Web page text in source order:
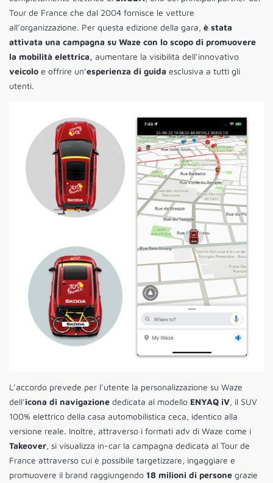
Tour de France che dal 2004 fornisce le vetture
all’organizzazione. Per questa edizione della gara, è stata
attivata una campagna su Waze con lo scopo di promuovere
la mobilità elettrica, aumentare la visibilità dell’innovativo
veicolo e offrire un’esperienza di guida esclusiva a tutti gli
utenti.
L’accordo prevede per l’utente la personalizzazione su Waze
dell’icona di navigazione dedicata al modello ENYAQ iV, il SUV
100% elettrico della casa automobilistica ceca, identico alla
versione reale. Inoltre, attraverso i formati adv di Waze come i
Takeover, si visualizza in-car la campagna dedicata al Tour de
France attraverso cui è possibile targetizzare, ingaggiare e
promuovere il brand raggiungendo 18 milioni di persone grazie